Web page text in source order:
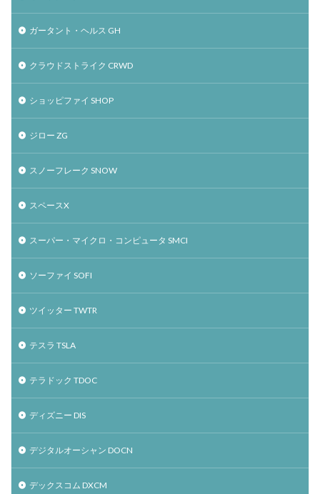
ガータント・ヘルス GH
クラウドストライク CRWD
ショッピファイ SHOP
ジロー ZG
スノーフレーク SNOW
スペースX
スーパー・マイクロ・コンピュータ SMCI
ソーファイ SOFI
ツイッター TWTR
テスラ TSLA
テラドック TDOC
ディズニー DIS
デジタルオーシャン DOCN
デックスコム DXCM